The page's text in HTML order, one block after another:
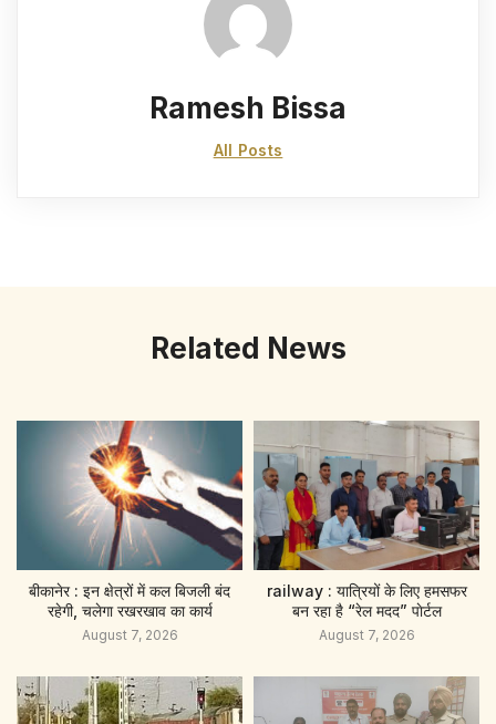
Ramesh Bissa
All Posts
Related News
बीकानेर : इन क्षेत्रों में कल बिजली बंद
रहेगी, चलेगा रखरखाव का कार्य
August 7, 2026
railway : यात्रियों के लिए हमसफर
बन रहा है “रेल मदद” पाेर्टल
August 7, 2026